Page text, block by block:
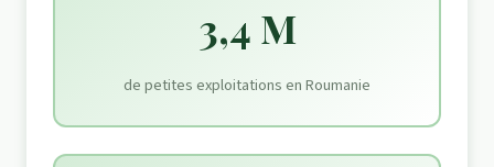
3,4 M
de petites exploitations en Roumanie